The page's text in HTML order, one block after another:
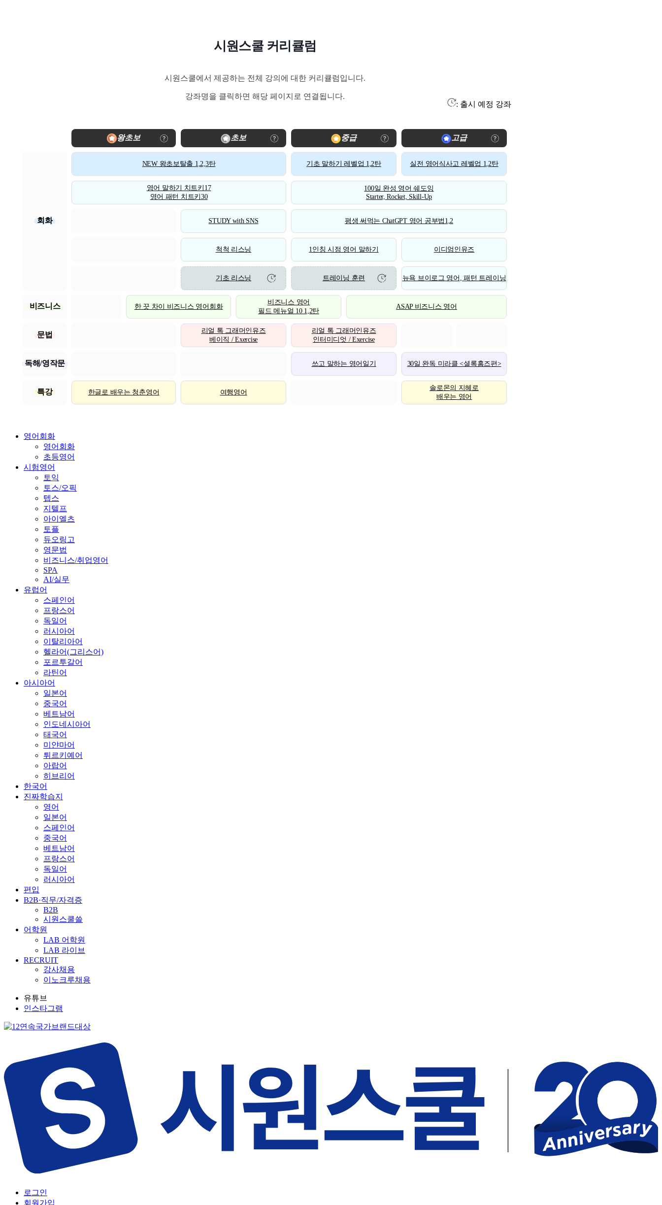
시원스쿨 커리큘럼
시원스쿨에서 제공하는 전체 강의에 대한 커리큘럼입니다.
강좌명을 클릭하면 해당 페이지로 연결됩니다.
: 출시 예정 강좌
왕초보 초보 중급 고급
회화
NEW 왕초보탈출 1,2,3탄 기초 말하기 레벨업 1,2탄 실전 영어식사고 레벨업 1,2탄
영어 말하기 치트키17
영어 패턴 치트키30
100일 완성 영어 쉐도잉
Starter, Rocket, Skill-Up
STUDY with SNS 평생 써먹는 ChatGPT 영어 공부법1,2
척척 리스닝 1인칭 시점 영어 말하기 이디엄인유즈
기초 리스닝 트레이닝 훈련 뉴욕 브이로그 영어, 패턴 트레이닝
비즈니스 한 끗 차이 비즈니스 영어회화
비즈니스 영어
필드 메뉴얼 10 1,2탄
ASAP 비즈니스 영어
문법
리얼 톡 그래머인유즈
베이직 / Exercise
리얼 톡 그래머인유즈
인터미디엇 / Exercise
독해/영작문 쓰고 말하는 영어일기 30일 완독 미라클 <셜록홈즈편>
특강 한글로 배우는 청춘영어 여행영어
솔로몬의 지혜로
배우는 영어
영어회화
영어회화
초등영어
시험영어
토익
토스/오픽
텝스
지텔프
아이엘츠
토플
듀오링고
영문법
비즈니스/취업영어
SPA
AI/실무
유럽어
스페인어
프랑스어
독일어
러시아어
이탈리아어
헬라어(그리스어)
포르투갈어
라틴어
아시아어
일본어
중국어
베트남어
인도네시아어
태국어
미얀마어
튀르키예어
아랍어
히브리어
한국어
진짜학습지
영어
일본어
스페인어
중국어
베트남어
프랑스어
독일어
러시아어
편입
B2B·직무/자격증
B2B
시원스쿨쓸
어학원
LAB 어학원
LAB 라이브
RECRUIT
강사채용
이노크루채용
유튜브
인스타그램
로그인
회원가입